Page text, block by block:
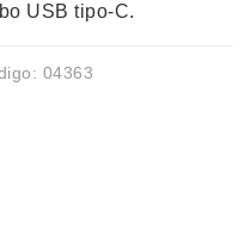
USB tipo-C.
04363